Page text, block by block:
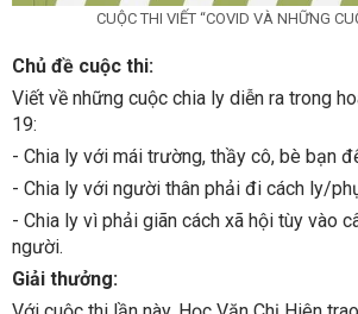
CUỘC THI VIẾT “COVID VÀ NHỮNG
Chủ đề cuộc thi:
Viết về những cuộc chia ly diễn ra trong
19:
- Chia ly với mái trường, thầy cô, bè bạn
- Chia ly với người thân phải đi cách ly/
- Chia ly vì phải giãn cách xã hội tùy vào
người.
Giải thưởng: